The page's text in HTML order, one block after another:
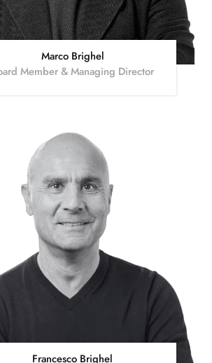
Marco Brighel
Member & Managing Director
Francesco Brighel